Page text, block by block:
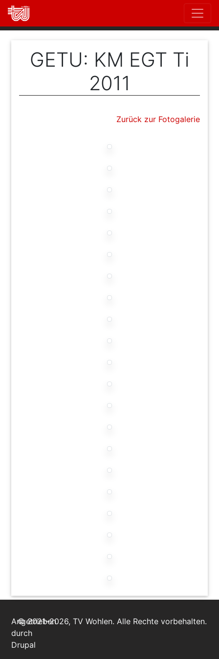
Direkt
zum
Inhalt
GETU: KM EGT Ti
2011
Zurück zur Fotogalerie
© 2021–2026, TV Wohlen. Alle Rechte vorbehalten.
Angetrieben
durch
Drupal